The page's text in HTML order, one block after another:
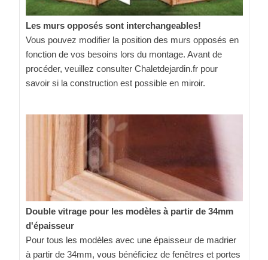
Les murs opposés sont interchangeables!
Vous pouvez modifier la position des murs opposés en
fonction de vos besoins lors du montage. Avant de
procéder, veuillez consulter Chaletdejardin.fr pour
savoir si la construction est possible en miroir.
Double vitrage pour les modèles à partir de 34mm
d'épaisseur
Pour tous les modèles avec une épaisseur de madrier
à partir de 34mm, vous bénéficiez de fenêtres et portes